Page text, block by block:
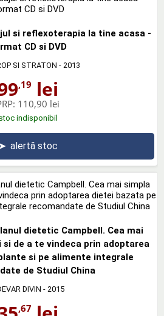
si reflexoterapia la tine acasa -
CD si DVD
SI STRATON - 2013
,19 lei
110,90 lei
stoc indisponibil
➤ alertă stoc
dietetic Campbell. Cea mai
si de a te vindeca prin adoptarea
si pe alimente integrale
de Studiul China
DIVIN - 2015
,67